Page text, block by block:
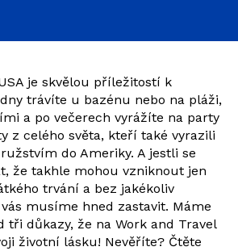
je skvělou příležitostí k
trávíte u bazénu nebo na pláži,
a po večerech vyrážíte na party
z celého světa, kteří také vyrazili
do Ameriky. A jestli se
že takhle mohou vzniknout jen
trvání a bez jakékoliv
musíme hned zastavit. Máme
tři důkazy, že na Work and Travel
životní lásku! Nevěříte? Čtěte